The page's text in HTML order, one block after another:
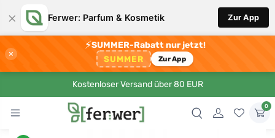
× Ferwer: Parfum & Kosmetik Zur App
×
⚡SUMMER-Rabatt nur jetzt!
SUMMER Zur App
Kostenloser Versand über 80 EUR
0